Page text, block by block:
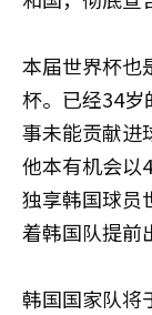
本届世界杯也
杯。已经34岁
事未能贡献进
他本有机会以
独享韩国球员
着韩国队提前
韩国国家队将